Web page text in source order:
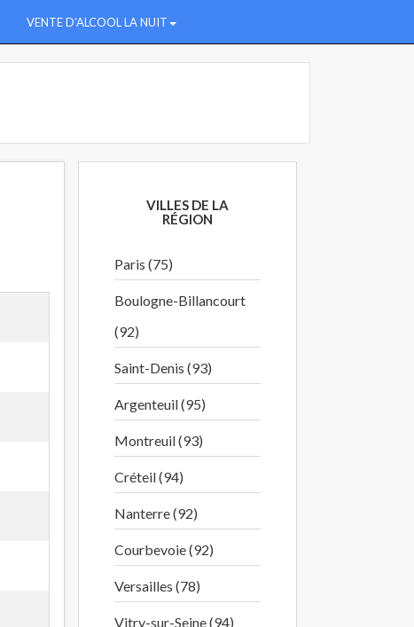
VENTE D'ALCOOL LA NUIT
VILLES DE LA
RÉGION
Paris (75)
Boulogne-Billancourt
(92)
Saint-Denis (93)
Argenteuil (95)
Montreuil (93)
Créteil (94)
Nanterre (92)
Courbevoie (92)
Versailles (78)
Vitry-sur-Seine (94)